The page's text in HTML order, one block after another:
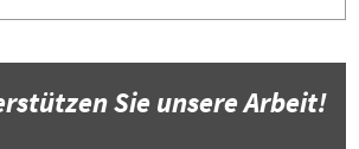
Sie unsere Arbeit!